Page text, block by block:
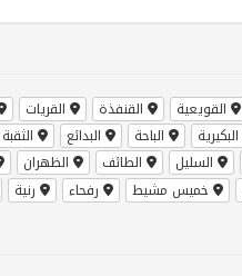
القويعية القنفذة القريات
البكيرية الباحة البدائع الثقبة
السليل الطائف الظهران
خميس مشيط رفحاء رنية